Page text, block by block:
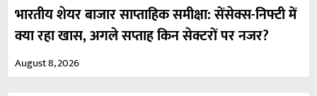
भारतीय शेयर बाजार साप्ताहिक समीक्षा: सेंसेक्स-निफ्टी में
क्या रहा खास, अगले सप्ताह किन सेक्टरों पर नजर?
August 8, 2026